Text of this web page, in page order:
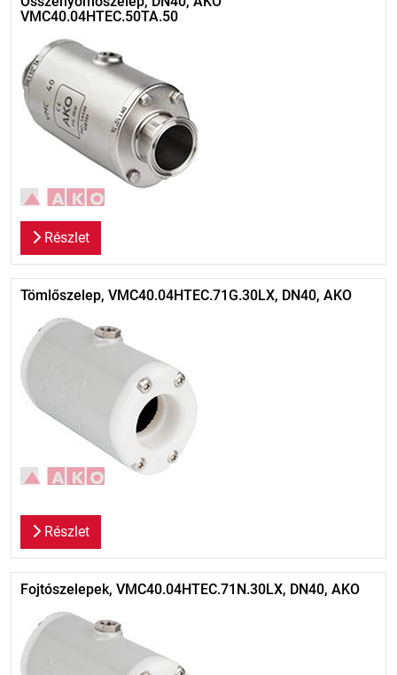
VMC40.04HTEC.50TA.50
Részlet
Tömlőszelep, VMC40.04HTEC.71G.30LX, DN40, AKO
Részlet
Fojtószelepek, VMC40.04HTEC.71N.30LX, DN40, AKO